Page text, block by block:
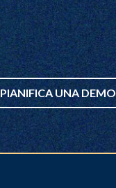
PIANIFICA UNA DEMO